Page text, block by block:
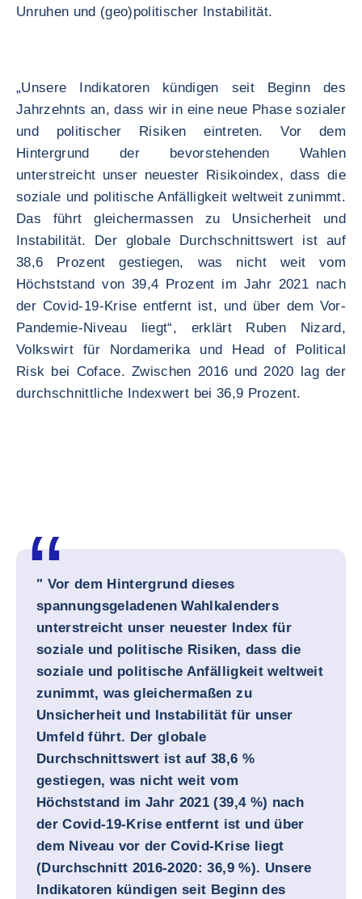
Unruhen und (geo)politischer Instabilität.
„Unsere Indikatoren kündigen seit Beginn des
Jahrzehnts an, dass wir in eine neue Phase sozialer
und politischer Risiken eintreten. Vor dem
Hintergrund der bevorstehenden Wahlen
unterstreicht unser neuester Risikoindex, dass die
soziale und politische Anfälligkeit weltweit zunimmt.
Das führt gleichermassen zu Unsicherheit und
Instabilität. Der globale Durchschnittswert ist auf
38,6 Prozent gestiegen, was nicht weit vom
Höchststand von 39,4 Prozent im Jahr 2021 nach
der Covid-19-Krise entfernt ist, und über dem Vor-
Pandemie-Niveau liegt“, erklärt Ruben Nizard,
Volkswirt für Nordamerika und Head of Political
Risk bei Coface. Zwischen 2016 und 2020 lag der
durchschnittliche Indexwert bei 36,9 Prozent.
" Vor dem Hintergrund dieses
spannungsgeladenen Wahlkalenders
unterstreicht unser neuester Index für
soziale und politische Risiken, dass die
soziale und politische Anfälligkeit weltweit
zunimmt, was gleichermaßen zu
Unsicherheit und Instabilität für unser
Umfeld führt. Der globale
Durchschnittswert ist auf 38,6 %
gestiegen, was nicht weit vom
Höchststand im Jahr 2021 (39,4 %) nach
der Covid-19-Krise entfernt ist und über
dem Niveau vor der Covid-Krise liegt
(Durchschnitt 2016-2020: 36,9 %). Unsere
Indikatoren kündigen seit Beginn des